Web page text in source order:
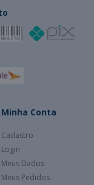
Minha Conta
Cadastro
Login
Meus Dados
Meus Pedidos